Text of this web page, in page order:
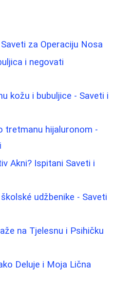
za Operaciju Nosa
i negovati
kožu i bubuljice - Saveti i
tretmanu hijaluronom -
Akni? Ispitani Saveti i
udžbenike - Saveti
na Tjelesnu i Psihičku
Deluje i Moja Lična